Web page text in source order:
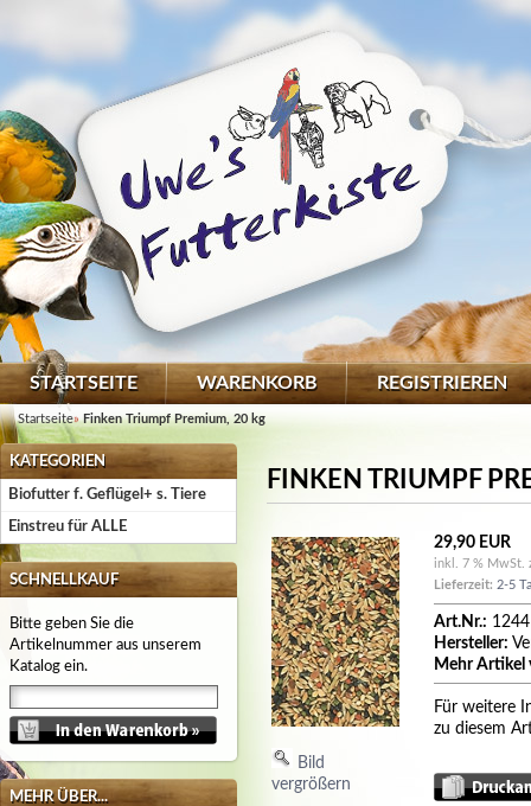
STARTSEITE WARENKORB REGISTRIEREN
Startseite»Finken Triumpf Premium, 20 kg
KATEGORIEN
Biofutter f. Geflügel+ s. Tiere
Einstreu für ALLE
SCHNELLKAUF
Bitte geben Sie die
Artikelnummer aus unserem
Katalog ein.
MEHR ÜBER...
FINKEN TRIUMPF
Bild
vergrößern
29,90 EUR
inkl. 7 % MwSt.
Lieferzeit: 2-5
Art.Nr.: 1244
Hersteller:
Mehr Artikel
Für weitere
zu diesem